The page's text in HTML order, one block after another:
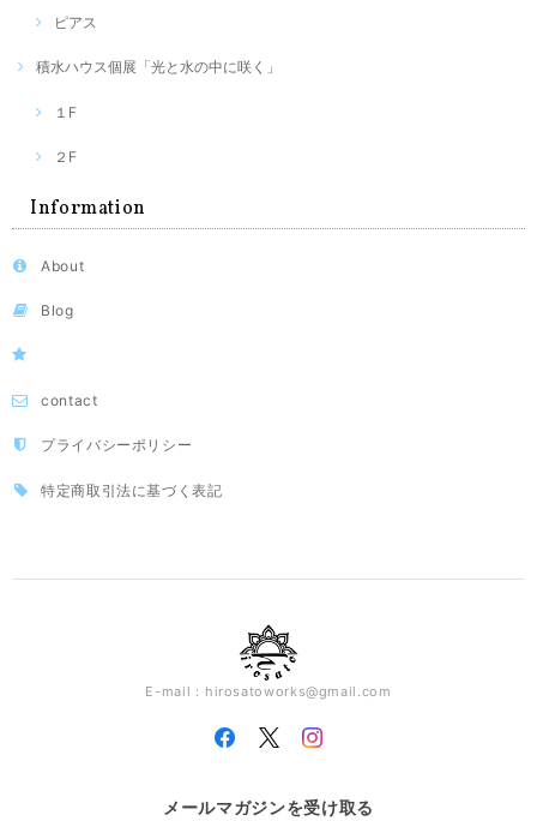
ピアス
積水ハウス個展「光と水の中に咲く」
１F
２F
Information
About
Blog
contact
プライバシーポリシー
特定商取引法に基づく表記
E-mail： hirosatoworks@gmail.com
メールマガジンを受け取る